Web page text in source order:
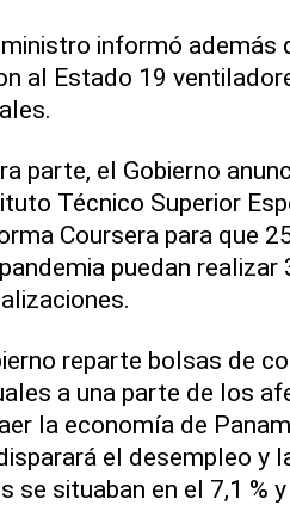
informó además
al Estado 19
parte, el Gobierno
Técnico Superior
Coursera para que
puedan
reparte bolsas de
a una parte de los
la economía de
el desempleo y
se situaban en el 7,1 %